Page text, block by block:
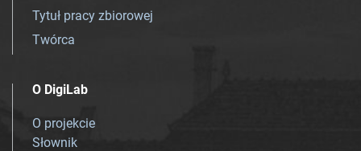
Tytuł pracy zbiorowej
Twórca
O DigiLab
O projekcie
Słownik